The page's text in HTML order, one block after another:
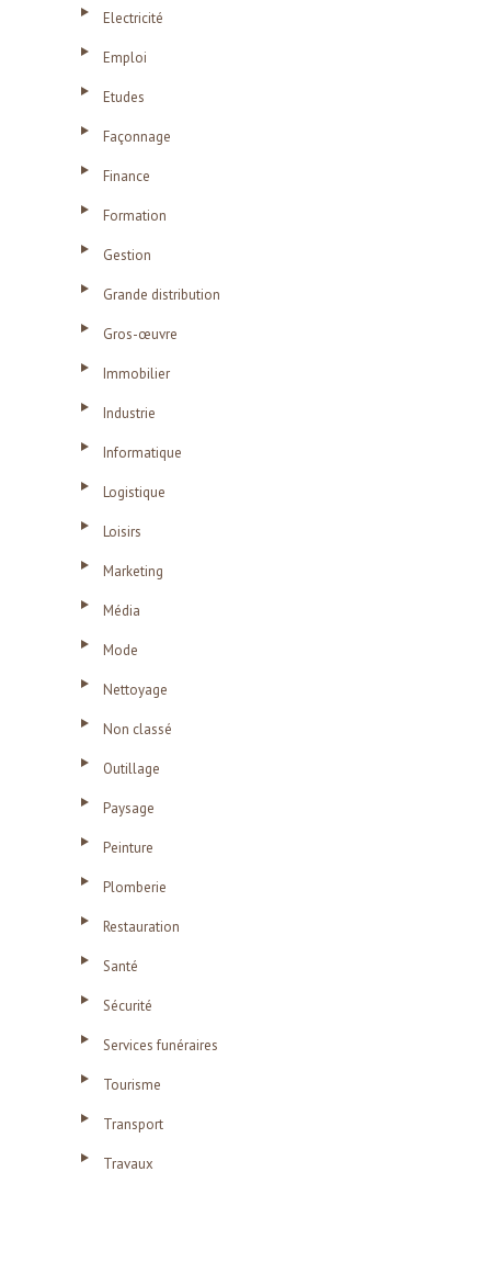
Electricité
Emploi
Etudes
Façonnage
Finance
Formation
Gestion
Grande distribution
Gros-œuvre
Immobilier
Industrie
Informatique
Logistique
Loisirs
Marketing
Média
Mode
Nettoyage
Non classé
Outillage
Paysage
Peinture
Plomberie
Restauration
Santé
Sécurité
Services funéraires
Tourisme
Transport
Travaux